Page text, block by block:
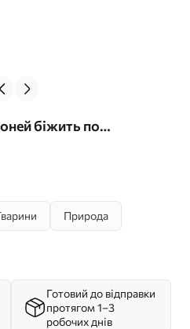
біжить по
неба Арт.
Природа
Готовий до відправки
протягом 1–3
робочих днів